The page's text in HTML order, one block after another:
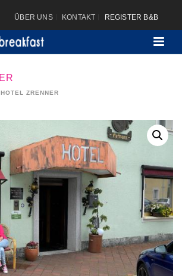
ÜBER UNS KONTAKT REGISTER B&B
HOTEL ZRENNER